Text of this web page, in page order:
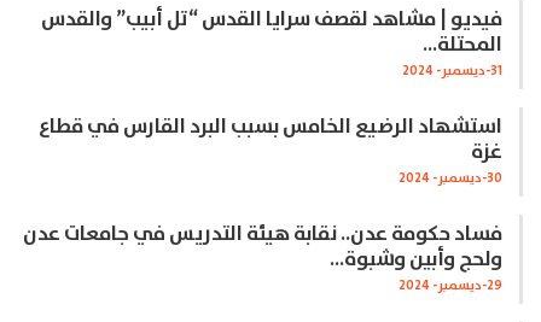
فيديو | مشاهد لقصف سرايا القدس “تل أبيب” والقدس
المحتلة…
31-ديسمبر- 2024
استشهاد الرضيع الخامس بسبب البرد القارس في قطاع
غزة
30-ديسمبر- 2024
فساد حكومة عدن.. نقابة هيئة التدريس في جامعات عدن
ولحج وأبين وشبوة…
29-ديسمبر- 2024